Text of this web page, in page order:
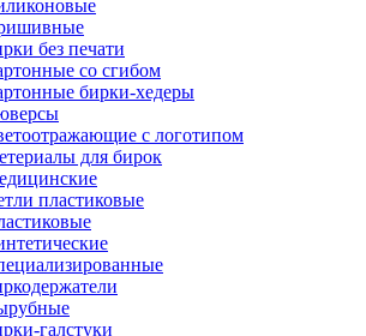
без печати
со сгибом
бирки-хедеры
с логотипом
для бирок
пластиковые
галстуки